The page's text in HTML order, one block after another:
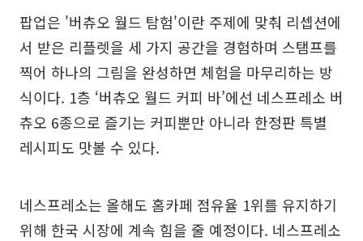
팝업은 '버츄오 월드 탐험'이란 주제에 맞춰 리셉션에
서 받은 리플렛을 세 가지 공간을 경험하며 스탬프를
찍어 하나의 그림을 완성하면 체험을 마무리하는 방
식이다. 1층 ‘버츄오 월드 커피 바’에선 네스프레소 버
츄오 6종으로 즐기는 커피뿐만 아니라 한정판 특별
레시피도 맛볼 수 있다.
네스프레소는 올해도 홈카페 점유율 1위를 유지하기
위해 한국 시장에 계속 힘을 줄 예정이다. 네스프레소